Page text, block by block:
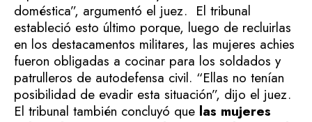
doméstica”, argumentó el juez. El tribunal
estableció esto último porque, luego de recluirlas
en los destacamentos militares, las mujeres achies
fueron obligadas a cocinar para los soldados y
patrulleros de autodefensa civil. “Ellas no tenían
posibilidad de evadir esta situación”, dijo el juez.
El tribunal también concluyó que las mujeres